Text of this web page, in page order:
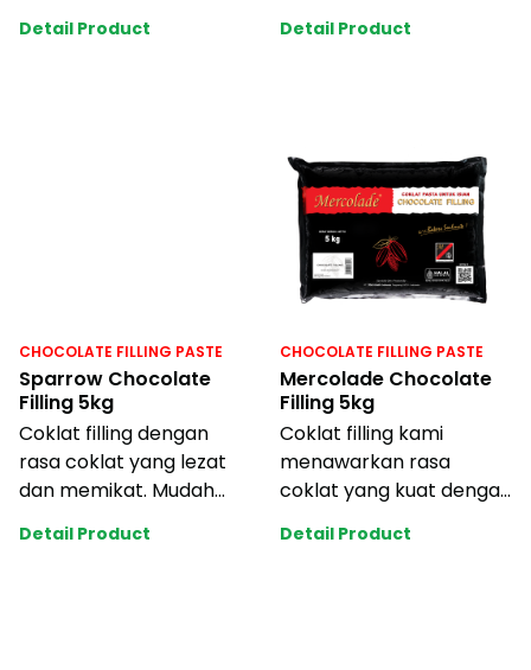
untuk berbagai olesan
Detail Product
breadline. Tekstur
Detail Product
CHOCOLATE FILLING PASTE
Sparrow Chocolate
Filling 5kg
Coklat filling dengan
rasa coklat yang lezat
dan memikat. Mudah
tekstur yang pa
Detail Product
CHOCOLATE FILLING PASTE
Mercolade Chocolate
Filling 5kg
Coklat filling kami
menawarkan rasa
coklat yang kuat dengan
mudah diaplikasika
Detail Product